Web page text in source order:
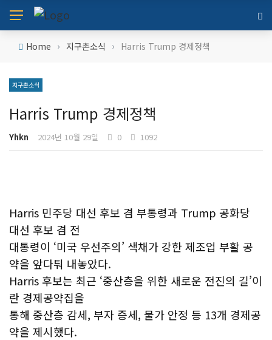
Home › 지구촌소식 › Harris Trump 경제정책
지구촌소식
Harris Trump 경제정책
Yhkn 2024년 10월 29일 0 1092
Harris 민주당 대선 후보 겸 부통령과 Trump 공화당
대선 후보 겸 전
대통령이 ‘미국 우선주의’ 색채가 강한 제조업 부활 공
약을 앞다퉈 내놓았다.
Harris 후보는 최근 ‘중산층을 위한 새로운 전진의 길’이
란 경제공약집을
통해 중산층 감세, 부자 증세, 물가 안정 등 13개 경제공
약을 제시했다.